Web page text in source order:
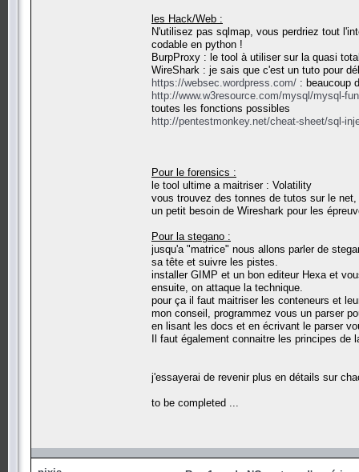
les Hack/Web :
N'utilisez pas sqlmap, vous perdriez tout
codable en python !
BurpProxy : le tool à utiliser sur la quasi
WireShark : je sais que c'est un tuto pour
https://websec.wordpress.com/ : beaucoup
http://www.w3resource.com/mysql/mysql-
toutes les fonctions possibles
http://pentestmonkey.net/cheat-sheet/sql-
Pour le forensics :
le tool ultime a maitriser : Volatility
vous trouvez des tonnes de tutos sur le
un petit besoin de Wireshark pour les
Pour la stegano :
jusqu'a "matrice" nous allons parler de
sa tête et suivre les pistes.
installer GIMP et un bon editeur Hexa et
ensuite, on attaque la technique.
pour ça il faut maitriser les conteneurs et
mon conseil, programmez vous un parser
en lisant les docs et en écrivant le parser
Il faut également connaitre les principes de
j'essayerai de revenir plus en détails sur
to be completed ...